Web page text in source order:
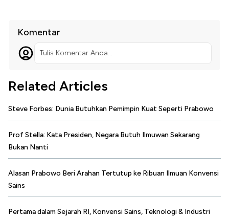
Komentar
Tulis Komentar Anda...
Related Articles
Steve Forbes: Dunia Butuhkan Pemimpin Kuat Seperti Prabowo
Prof Stella: Kata Presiden, Negara Butuh Ilmuwan Sekarang
Bukan Nanti
Alasan Prabowo Beri Arahan Tertutup ke Ribuan Ilmuan Konvensi
Sains
Pertama dalam Sejarah RI, Konvensi Sains, Teknologi & Industri